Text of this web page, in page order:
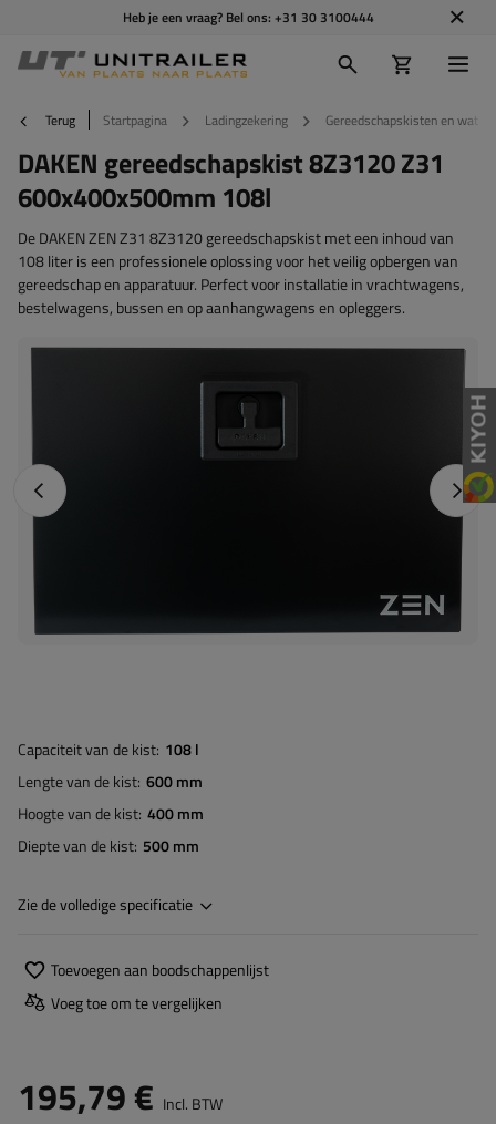
Heb je een vraag? Bel ons: +31 30 3100444
Terug Startpagina Ladingzekering Gereedschapskisten en
DAKEN gereedschapskist 8Z3120 Z31
600x400x500mm 108l
De DAKEN ZEN Z31 8Z3120 gereedschapskist met een inhoud van
108 liter is een professionele oplossing voor het veilig opbergen van
gereedschap en apparatuur. Perfect voor installatie in vrachtwagens,
bestelwagens, bussen en op aanhangwagens en opleggers.
Vorige foto
Capaciteit van de kist 108 l
Lengte van de kist 600 mm
Hoogte van de kist 400 mm
Diepte van de kist 500 mm
Zie de volledige specificatie
Toevoegen aan boodschappenlijst
Voeg toe om te vergelijken
195,79 € Incl. BTW